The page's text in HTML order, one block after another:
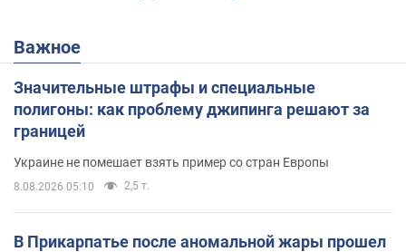
Важное
Значительные штрафы и специальные
полигоны: как проблему джипинга решают за
границей
Украине не помешает взять пример со стран Европы
8.08.2026 05:10 2,5 т.
В Прикарпатье после аномальной жары прошел